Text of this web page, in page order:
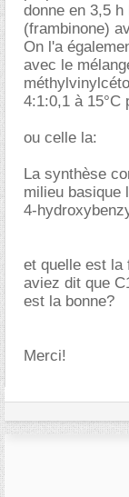
donne en 3,5
(frambinone)
On l'a
avec le
4:1:0,1 à 15°C
ou celle la:
La synthèse
milieu basique
4-
et quelle est la
aviez dit que
est la bonne?
Merci!